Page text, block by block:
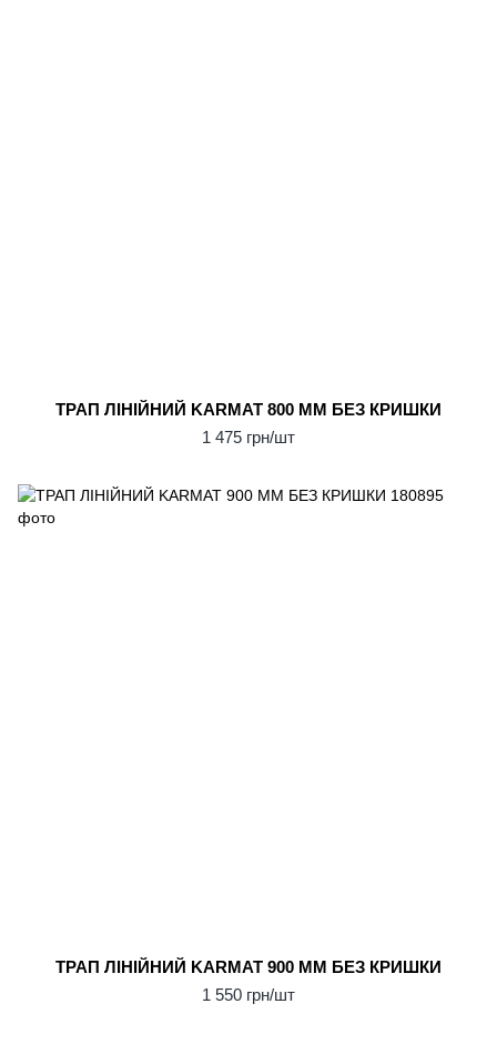
ТРАП ЛІНІЙНИЙ KARMAT 800 ММ БЕЗ КРИШКИ
1 475 грн/шт
ТРАП ЛІНІЙНИЙ KARMAT 900 ММ БЕЗ КРИШКИ
1 550 грн/шт